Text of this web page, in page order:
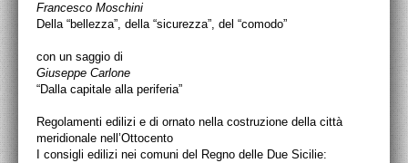
LABORATORI DI PROGETTAZIONE
PROGETTI D'OPERA
PROGETTI CULTURALI
PROGETTO T.E.S.I.
Francesco Moschini
Della “bellezza”, della “sicurezza”, del “comodo”
con un saggio di
Giuseppe Carlone
“Dalla capitale alla periferia”
Regolamenti edilizi e di ornato nella costruzione della città
meridionale nell’Ottocento
I consigli edilizi nei comuni del Regno delle Due Sicilie: